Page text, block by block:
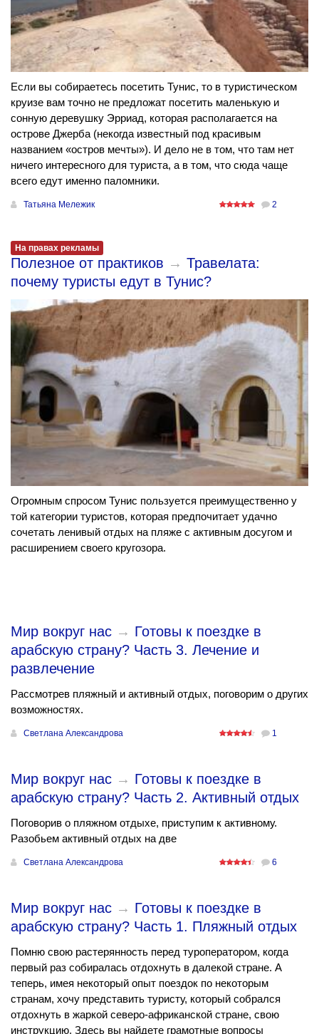
Если вы собираетесь посетить Тунис, то в туристическом
круизе вам точно не предложат посетить маленькую и
сонную деревушку Эрриад, которая располагается на
острове Джерба (некогда известный под красивым
названием «остров мечты»). И дело не в том, что там нет
ничего интересного для туриста, а в том, что сюда чаще
всего едут именно паломники.
Татьяна Мележик 2
На правах рекламы
Полезное от практиков → Травелата:
почему туристы едут в Тунис?
Огромным спросом Тунис пользуется преимущественно у
той категории туристов, которая предпочитает удачно
сочетать ленивый отдых на пляже с активным досугом и
расширением своего кругозора.
Мир вокруг нас → Готовы к поездке в
арабскую страну? Часть 3. Лечение и
развлечение
Рассмотрев пляжный и активный отдых, поговорим о других
возможностях.
Светлана Александрова 1
Мир вокруг нас → Готовы к поездке в
арабскую страну? Часть 2. Активный отдых
Поговорив о пляжном отдыхе, приступим к активному.
Разобьем активный отдых на две
Светлана Александрова 6
Мир вокруг нас → Готовы к поездке в
арабскую страну? Часть 1. Пляжный отдых
Помню свою растерянность перед туроператором, когда
первый раз собиралась отдохнуть в далекой стране. А
теперь, имея некоторый опыт поездок по некоторым
странам, хочу представить туристу, который собрался
отдохнуть в жаркой северо-африканской стране, свою
инструкцию. Здесь вы найдете грамотные вопросы